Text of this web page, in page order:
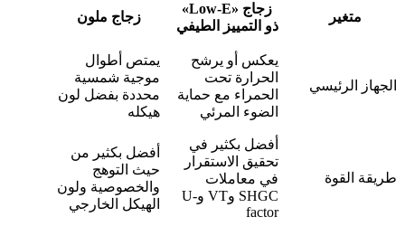
متغير
زجاج «Low-E»
ذو التمييز الطيفي
زجاج ملون
الجهاز الرئيسي
يعكس أو يرشح
الحرارة تحت
الحمراء مع حماية
الضوء المرئي
يمتص أطوال
موجية شمسية
محددة بفضل لون
هيكله
طريقة القوة
أفضل بكثير في
تحقيق الاستقرار
في معاملات
SHGC وVT وU-
factor
أفضل بكثير من
حيث التوهج
والخصوصية ولون
الهيكل الخارجي